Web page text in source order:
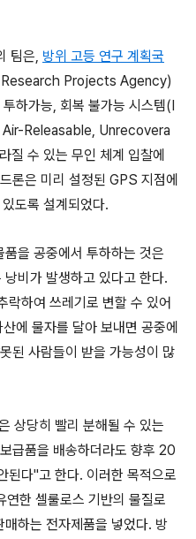
팀은, 방위 고등 연구 계획국
Projects Agency)
하가능, 회복 불가능 시스템(I
Releasable, Unrecovera
수 있는 무인 체계 입찰에
론은 미리 설정된 GPS 지점에
도록 설계되었다.
을 공중에서 투하하는 것은
비가 발생하고 있다고 한다.
락하여 쓰레기로 변할 수 있어
에 물자를 달아 보내면 공중에
된 사람들이 받을 가능성이 많
상당히 빨리 분해될 수 있는
급품을 배송하더라도 향후 20
된다"고 한다. 이러한 목적으로
한 셀룰로스 기반의 물질로
하는 전자제품을 넣었다. 방